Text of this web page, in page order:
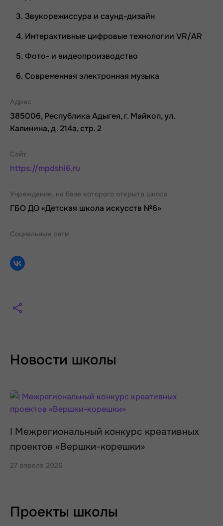
Звукорежиссура и саунд-дизайн
Интерактивные цифровые технологии VR/AR
Фото- и видеопроизводство
Современная электронная музыка
Адрес
385006, Республика Адыгея, г. Майкоп, ул.
Калинина, д. 214а, стр. 2
Сайт
https://mpdshi6.ru
Учреждение, на базе которого открыта школа
ГБО ДО «Детская школа искусств №6»
Социальные сети
Новости школы
I Межрегиональный конкурс креативных
проектов «Вершки-корешки»
27 апреля 2026
Проекты школы